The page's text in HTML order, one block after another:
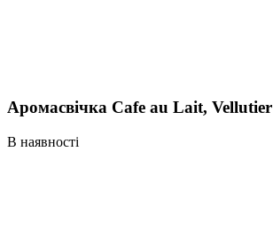
Аромасвічка Cafe au Lait, Vellutier
В наявності